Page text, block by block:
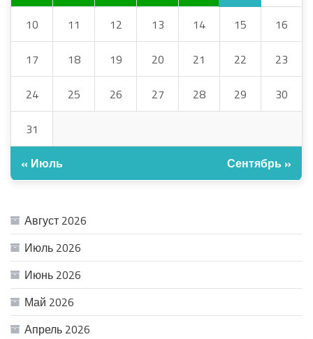
10 11 12 13 14 15 16
17 18 19 20 21 22 23
24 25 26 27 28 29 30
31
« Июль Сентябрь »
Август 2026
Июль 2026
Июнь 2026
Май 2026
Апрель 2026